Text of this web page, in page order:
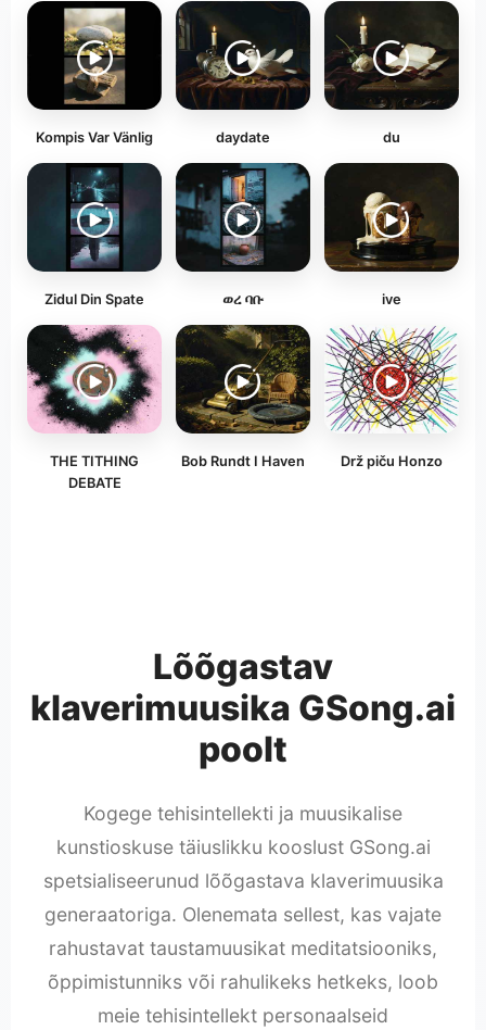
Kompis Var Vänlig daydate du
Zidul Din Spate ወረ ባቡ ive
THE TITHING
DEBATE
Bob Rundt I Haven Drž piču Honzo
Lõõgastav
klaverimuusika GSong.ai
poolt
Kogege tehisintellekti ja muusikalise
kunstioskuse täiuslikku kooslust GSong.ai
spetsialiseerunud lõõgastava klaverimuusika
generaatoriga. Olenemata sellest, kas vajate
rahustavat taustamuusikat meditatsiooniks,
õppimistunniks või rahulikeks hetkeks, loob
meie tehisintellekt personaalseid